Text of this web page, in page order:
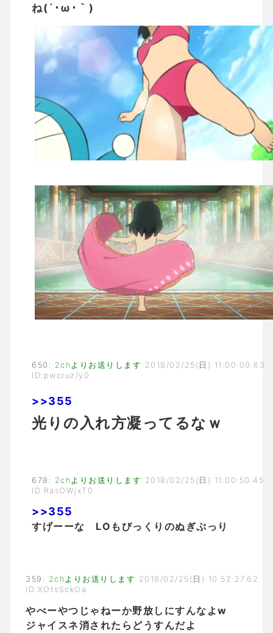
ね(´･ω･｀)
650 : 2chよりお送りします 2018/02/25(日) 11:00:00.63
ID:pwcruz/y0
>>355
光りの入れ方凝ってるなｗ
678 : 2chよりお送りします 2018/02/25(日) 11:00:50.45
ID:RasOWjxT0
>>355
すげーーな LOもびっくりのぬぎぷっり
359 : 2chよりお送りします 2018/02/25(日) 10:52:27.62
ID:XOtsSckOa
やべーやつじゃねーか野放しにすんなよw
ジャイスネ消されたらどうすんだよ